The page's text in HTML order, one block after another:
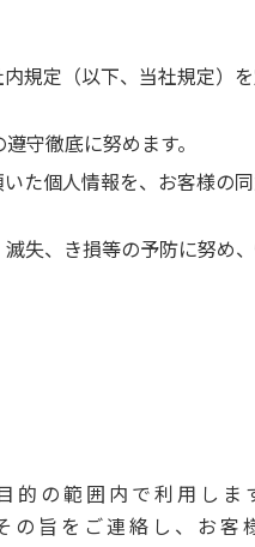
規定（以下、当社規定）
守徹底に努めます。
た個人情報を、お客様の
失、き損等の予防に努め
的の範囲内で利用しま
の旨をご連絡し、お客